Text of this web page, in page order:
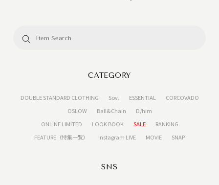
CATEGORY
DOUBLE STANDARD CLOTHING Sov. ESSENTIAL
CORCOVADO
OSLOW
Ball&Chain
D/him
ONLINE LIMITED
LOOK BOOK SALE
RANKING
FEATURE（特集一覧）
Instagram LIVE MOVIE SNAP
SNS